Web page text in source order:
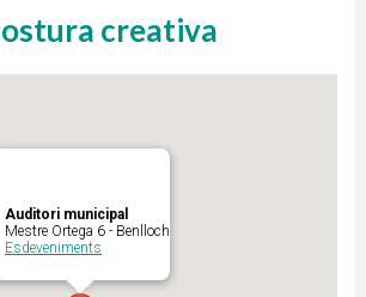
creativa
Auditori municipal
Mestre Ortega 6 - Benlloch
Esdeveniments